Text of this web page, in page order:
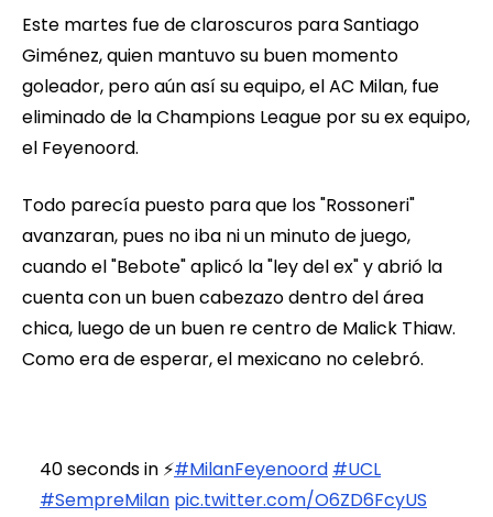
Este martes fue de claroscuros para Santiago
Giménez, quien mantuvo su buen momento
goleador, pero aún así su equipo, el AC Milan, fue
eliminado de la Champions League por su ex equipo,
el Feyenoord.
Todo parecía puesto para que los "Rossoneri"
avanzaran, pues no iba ni un minuto de juego,
cuando el "Bebote" aplicó la "ley del ex" y abrió la
cuenta con un buen cabezazo dentro del área
chica, luego de un buen re centro de Malick Thiaw.
Como era de esperar, el mexicano no celebró.
40 seconds in ⚡️#MilanFeyenoord #UCL
#SempreMilan pic.twitter.com/O6ZD6FcyUS